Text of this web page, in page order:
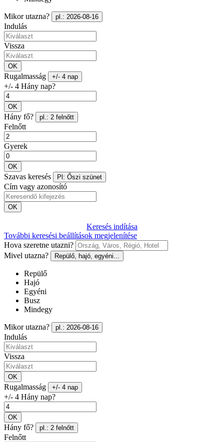
Mikor utazna? pl.: 2026-08-16
Indulás
Vissza
OK
Rugalmasság +/- 4 nap
+/- 4 Hány nap?
OK
Hány fő? pl.: 2 felnőtt
Felnőtt
Gyerek
OK
Szavas keresés Pl: Őszi szünet
Cím vagy azonosító
OK
Keresés indítása
További keresési beállítások megjelenítése
Hova szeretne utazni?
Mivel utazna?
Repülő, hajó, egyéni...
Repülő
Hajó
Egyéni
Busz
Mindegy
Mikor utazna? pl.: 2026-08-16
Indulás
Vissza
OK
Rugalmasság +/- 4 nap
+/- 4 Hány nap?
OK
Hány fő? pl.: 2 felnőtt
Felnőtt